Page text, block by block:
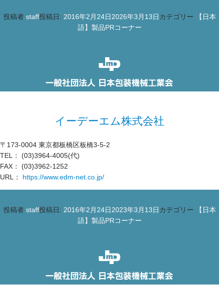
投稿者 staff投稿日: 2016年2月24日2026年3月13日 カテゴリー
【日本
語】製品PRコーナー
イーデーエム株式会社
〒173-0004 東京都板橋区板橋3-5-2
TEL： (03)3964-4005(代)
FAX： (03)3962-1252
URL： https://www.edm-net.co.jp/
投稿者 staff投稿日: 2016年2月24日2023年3月13日 カテゴリー
【日本
語】製品PRコーナー